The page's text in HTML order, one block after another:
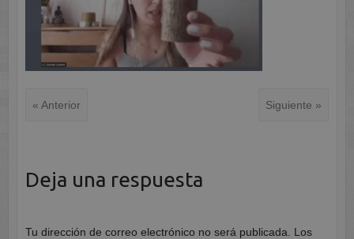
« Anterior Siguiente »
Deja una respuesta
Tu dirección de correo electrónico no será publicada.
Los